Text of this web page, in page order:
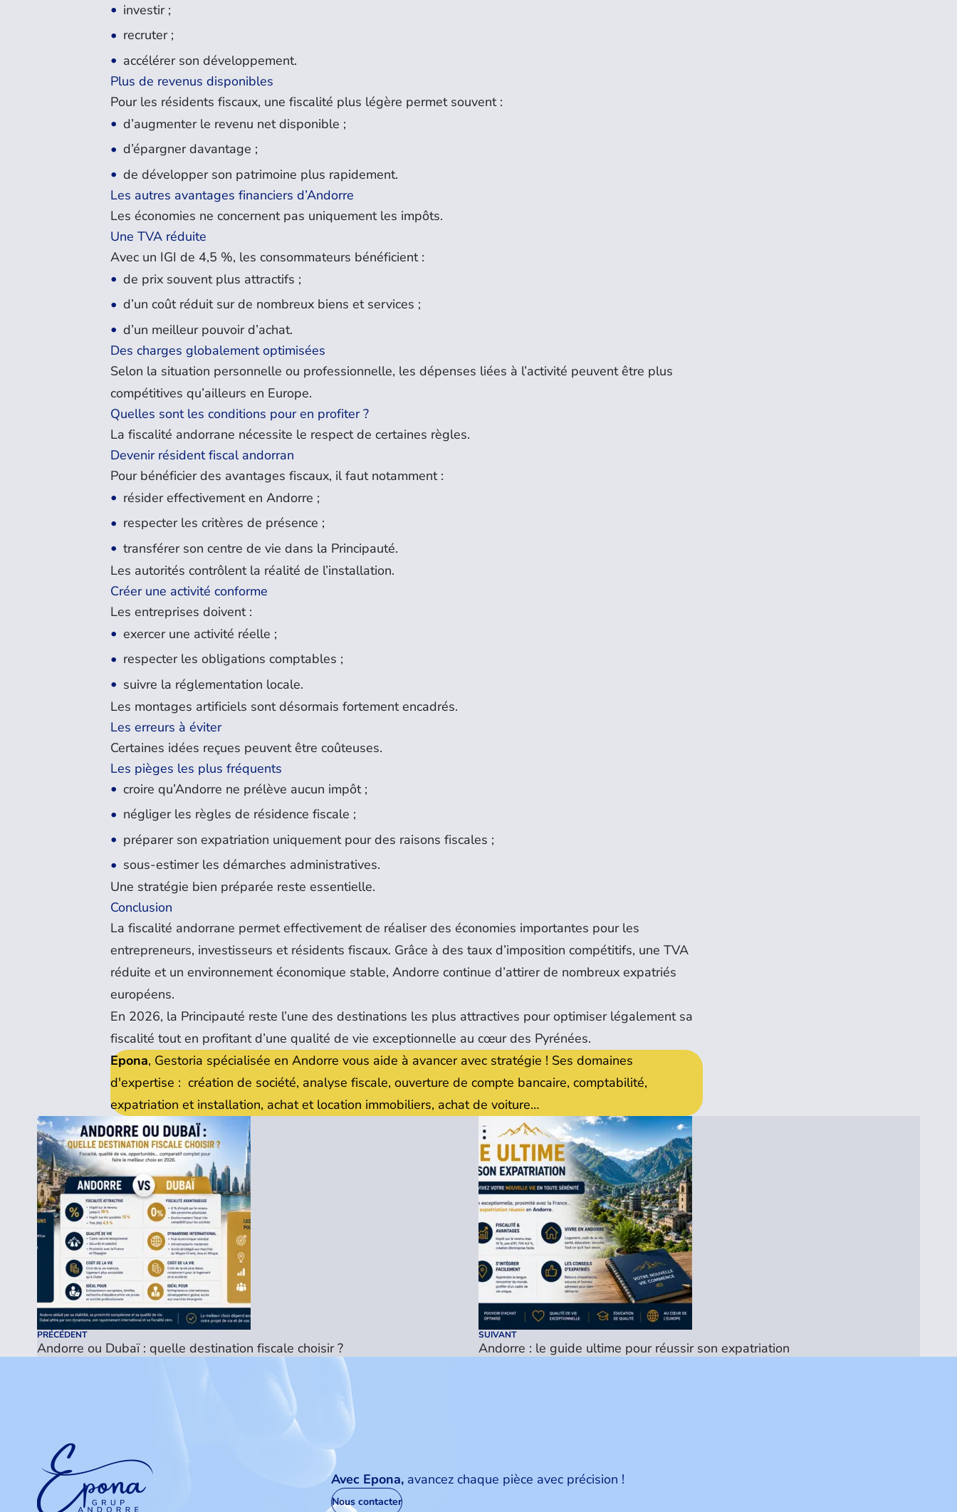
investir ;
recruter ;
accélérer son développement.
Plus de revenus disponibles
Pour les résidents fiscaux, une fiscalité plus légère permet souvent :
d’augmenter le revenu net disponible ;
d’épargner davantage ;
de développer son patrimoine plus rapidement.
Les autres avantages financiers d’Andorre
Les économies ne concernent pas uniquement les impôts.
Une TVA réduite
Avec un IGI de 4,5 %, les consommateurs bénéficient :
de prix souvent plus attractifs ;
d’un coût réduit sur de nombreux biens et services ;
d’un meilleur pouvoir d’achat.
Des charges globalement optimisées
Selon la situation personnelle ou professionnelle, les dépenses liées à l’activité peuvent être plus
compétitives qu’ailleurs en Europe.
Quelles sont les conditions pour en profiter ?
La fiscalité andorrane nécessite le respect de certaines règles.
Devenir résident fiscal andorran
Pour bénéficier des avantages fiscaux, il faut notamment :
résider effectivement en Andorre ;
respecter les critères de présence ;
transférer son centre de vie dans la Principauté.
Les autorités contrôlent la réalité de l’installation.
Créer une activité conforme
Les entreprises doivent :
exercer une activité réelle ;
respecter les obligations comptables ;
suivre la réglementation locale.
Les montages artificiels sont désormais fortement encadrés.
Les erreurs à éviter
Certaines idées reçues peuvent être coûteuses.
Les pièges les plus fréquents
croire qu’Andorre ne prélève aucun impôt ;
négliger les règles de résidence fiscale ;
préparer son expatriation uniquement pour des raisons fiscales ;
sous-estimer les démarches administratives.
Une stratégie bien préparée reste essentielle.
Conclusion
La fiscalité andorrane permet effectivement de réaliser des économies importantes pour les
entrepreneurs, investisseurs et résidents fiscaux. Grâce à des taux d’imposition compétitifs, une TVA
réduite et un environnement économique stable, Andorre continue d’attirer de nombreux expatriés
européens.
En 2026, la Principauté reste l’une des destinations les plus attractives pour optimiser légalement sa
fiscalité tout en profitant d’une qualité de vie exceptionnelle au cœur des Pyrénées.
Epona, Gestoria spécialisée en Andorre vous aide à avancer avec stratégie ! Ses domaines
d'expertise : création de société, analyse fiscale, ouverture de compte bancaire, comptabilité,
expatriation et installation, achat et location immobiliers, achat de voiture…
PRÉCÉDENT
Andorre ou Dubaï : quelle destination fiscale choisir ?
SUIVANT
Andorre : le guide ultime pour réussir son expatriation
Avec Epona, avancez chaque pièce avec précision !
Nous contacter